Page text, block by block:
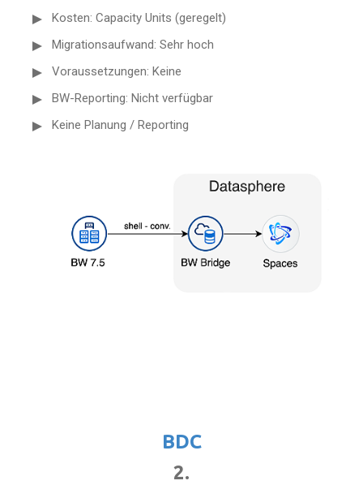
Kosten: Capacity Units (geregelt)
Migrationsaufwand: Sehr hoch
Voraussetzungen: Keine
BW-Reporting: Nicht verfügbar
Keine Planung / Reporting
BDC
2.